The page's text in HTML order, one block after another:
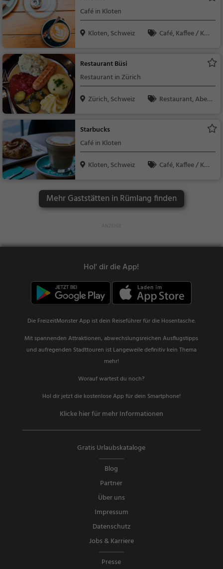
Café in Kloten
Kloten, Schweiz
Café, Kaffee / Kuc
Restaurant Büsi
Restaurant in Zürich
Zürich, Schweiz
Restaurant, Aben
Starbucks
Café in Kloten
Kloten, Schweiz
Café, Kaffee / Kuc
ren, Frühstück
Mehr Gaststätten in Rümlang finden
Hol' dir die App!
Die FreizeitMonster App ist dein Reiseführer für die Hosentasche.
Mit spannenden Attraktionen, abwechslungsreichen Ausflugstipps
und aufregenden Stadttouren ist Langeweile definitiv kein Thema
mehr!
Worauf wartest du noch?
Hol dir jetzt die kostenlose App für dein Smartphone!
Klicke hier für mehr Informationen
Gratis Urlaubskataloge
Blog
Partner
Über uns
Impressum
Datenschutz
Jobs & Karriere
Presse